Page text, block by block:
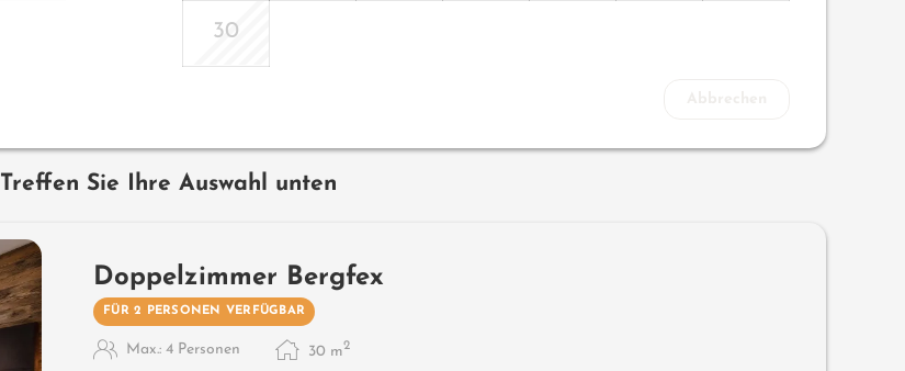
30
Treffen Sie Ihre Auswahl unten
Doppelzimmer Bergfex
FÜR 2 PERSONEN VERFÜGBAR
Max.: 4 Personen 30 m2